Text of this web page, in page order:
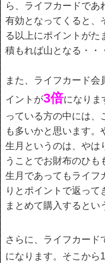
ら、ライフカードであ
有効となってくると、
る以上にポイントがた
積もれば山となる・・
また、ライフカード会
イントが3倍になりま
っている方の中には、
も多いかと思います。
生月というのは、やは
うことでお財布のひも
生月であってもライフ
りとポイントで返って
まとめて購入するとい
さらに、ライフカード
になります。そこから